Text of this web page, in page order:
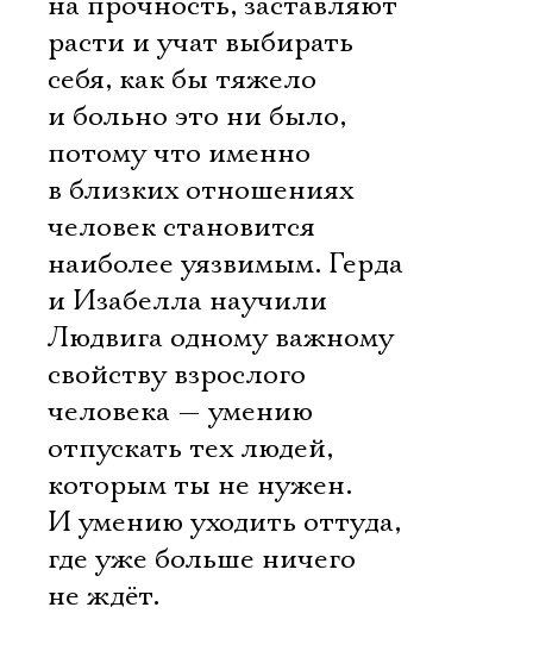
расти и учат выбирать
себя, как бы тяжело
и больно это ни было,
потому что именно
в близких отношениях
человек становится
наиболее уязвимым. Герда
и Изабелла научили
Людвига одному важному
свойству взрослого
человека — умению
отпускать тех людей,
которым ты не нужен.
И умению уходить оттуда,
где уже больше ничего
не ждёт.